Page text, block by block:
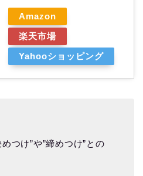
Amazon
楽天市場
Yahooショッピング
つけ”や”締めつけ”との